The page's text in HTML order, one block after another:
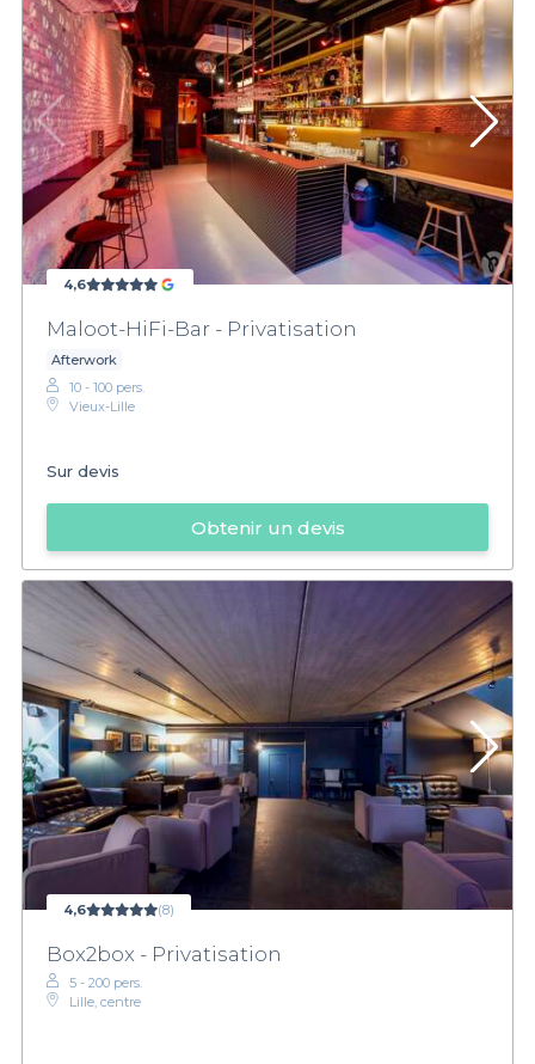
4,6
Maloot-HiFi-Bar - Privatisation
Afterwork
10 - 100 pers.
Vieux-Lille
Sur devis
Obtenir un devis
4,6 (8)
Box2box - Privatisation
5 - 200 pers.
Lille, centre